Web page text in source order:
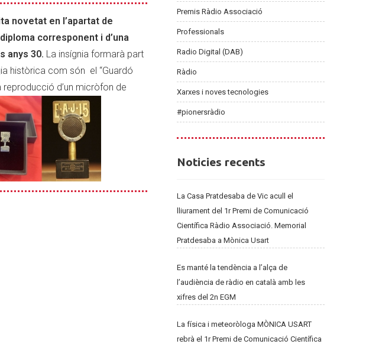
novetat en l’apartat de
corresponent i d’una
anys 30. La insígnia formarà part
històrica com són el “Guardó
reproducció d’un micròfon de
Premis Ràdio Associació
Professionals
Radio Digital (DAB)
Ràdio
Xarxes i noves tecnologies
#pionersràdio
Noticies
Noticies recents
La Casa Pratdesaba de Vic acull el
lliurament del 1r Premi de Comunicació
Científica Ràdio Associació. Memorial
Pratdesaba a Mònica Usart
Es manté la tendència a l’alça de
l’audiència de ràdio en català amb les
xifres del 2n EGM
La física i meteoròloga MÒNICA USART
rebrà el 1r Premi de Comunicació Científica